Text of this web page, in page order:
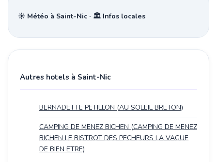
☀️ Météo à Saint-Nic · 🏛️ Infos locales
Autres hotels à Saint-Nic
BERNADETTE PETILLON (AU SOLEIL BRETON)
CAMPING DE MENEZ BICHEN (CAMPING DE MENEZ
BICHEN LE BISTROT DES PECHEURS LA VAGUE
DE BIEN ETRE)